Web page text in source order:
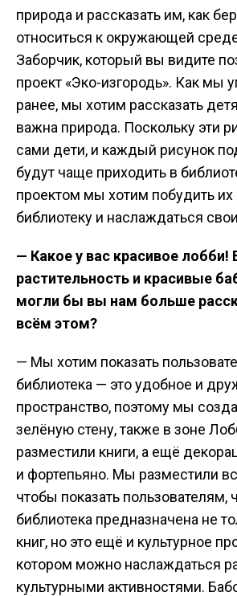
природа и рассказать им, как
относиться к окружающей
Заборчик, который вы видите
проект «Эко-изгородь». Как мы
ранее, мы хотим рассказать
важна природа. Поскольку эти
сами дети, и каждый рисунок
будут чаще приходить в
проектом мы хотим побудить их
библиотеку и наслаждаться
— Какое у вас красивое лобби!
растительность и красивые
могли бы вы нам больше
всём этом?
— Мы хотим показать
библиотека — это удобное и
пространство, поэтому мы
зелёную стену, также в зоне
разместили книги, а ещё
и фортепьяно. Мы разместили
чтобы показать пользователям,
библиотека предназначена не
книг, но это ещё и культурное
котором можно наслаждаться
культурными активностями.